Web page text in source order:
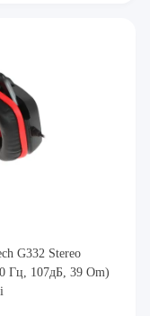
G332 Stereo
Гц, 107дБ, 39 Om)